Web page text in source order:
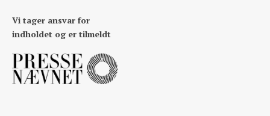
Vi tager ansvar for
indholdet og er tilmeldt